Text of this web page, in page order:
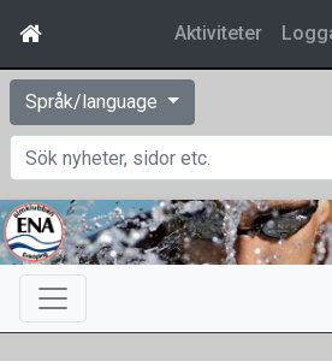
Aktiviteter
Språk/language